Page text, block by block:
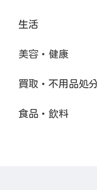
生活
美容・健康
買取・不用品処
食品・飲料